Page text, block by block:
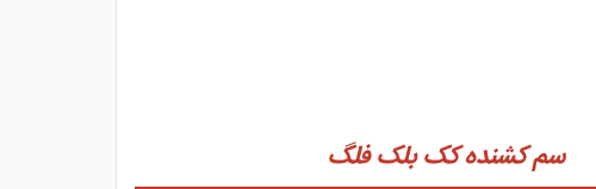
سم کشنده کک بلک فلگ